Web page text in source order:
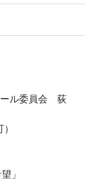
ール委員会 荻
」